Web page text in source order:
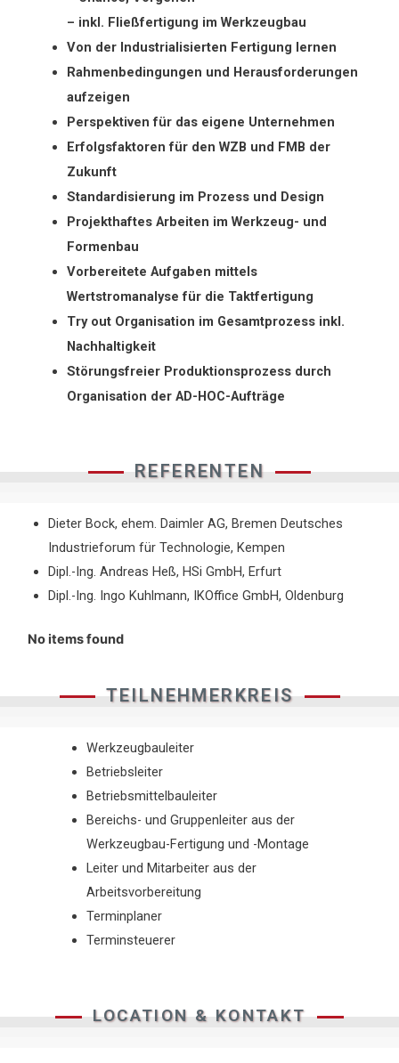
– inkl. Fließfertigung im Werkzeugbau
Von der Industrialisierten Fertigung lernen
Rahmenbedingungen und Herausforderungen
aufzeigen
Perspektiven für das eigene Unternehmen
Erfolgsfaktoren für den WZB und FMB der
Zukunft
Standardisierung im Prozess und Design
Projekthaftes Arbeiten im Werkzeug- und
Formenbau
Vorbereitete Aufgaben mittels
Wertstromanalyse für die Taktfertigung
Try out Organisation im Gesamtprozess inkl.
Nachhaltigkeit
Störungsfreier Produktionsprozess durch
Organisation der AD-HOC-Aufträge
REFERENTEN
Dieter Bock, ehem. Daimler AG, Bremen Deutsches
Industrieforum für Technologie, Kempen
Dipl.-Ing. Andreas Heß, HSi GmbH, Erfurt
Dipl.-Ing. Ingo Kuhlmann, IKOffice GmbH, Oldenburg
No items found
TEILNEHMERKREIS
Werkzeugbauleiter
Betriebsleiter
Betriebsmittelbauleiter
Bereichs- und Gruppenleiter aus der
Werkzeugbau-Fertigung und -Montage
Leiter und Mitarbeiter aus der
Arbeitsvorbereitung
Terminplaner
Terminsteuerer
LOCATION & KONTAKT